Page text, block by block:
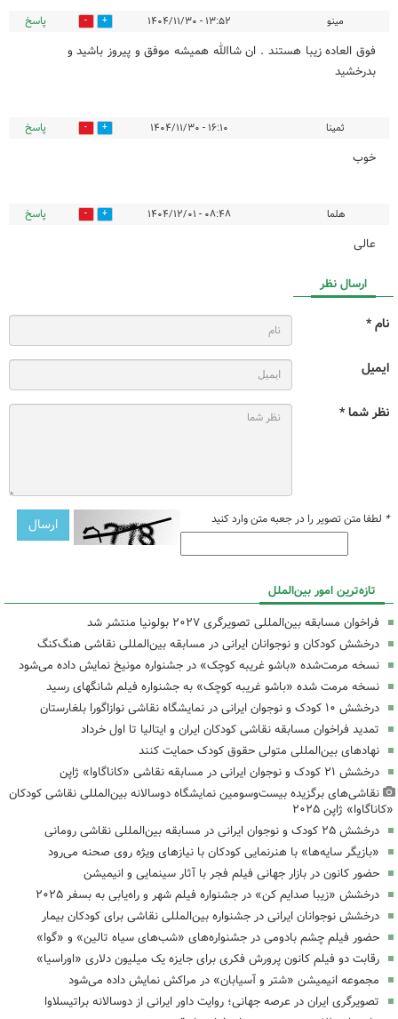
مینو ۱۳:۵۲ - ۱۴۰۴/۱۱/۳۰ 1 پاسخ
فوق العاده زیبا هستند . ان شاالله همیشه موفق و پیروز باشید و
بدرخشید
ثمینا ۱۶:۱۰ - ۱۴۰۴/۱۱/۳۰ 1 پاسخ
خوب
هلما ۰۸:۴۸ - ۱۴۰۴/۱۲/۰۱ 1 پاسخ
عالی
ارسال نظر
نام *
ایمیل
نظر شما *
* لطفا متن تصویر را در جعبه متن وارد کنید
تازه‌ترین امور بین‌الملل
فراخوان مسابقه بین‌المللی تصویرگری ۲۰۲۷ بولونیا منتشر شد
درخشش کودکان و نوجوانان ایرانی در مسابقه بین‌المللی نقاشی هنگ‌کنگ
نسخه مرمت‌شده «باشو غریبه کوچک» در جشنواره مونیخ نمایش داده می‌شود
نسخه مرمت شده «باشو غریبه کوچک» به جشنواره فیلم شانگهای رسید
درخشش ۱۰ کودک و نوجوان ایرانی در نمایشگاه نقاشی نوازاگورا بلغارستان
تمدید فراخوان مسابقه نقاشی کودکان ایران و ایتالیا تا اول خرداد
نهادهای بین‌المللی متولی حقوق کودک‌ حمایت کنند
درخشش ۲۱ کودک و نوجوان ایرانی در مسابقه نقاشی «کاناگاوا» ژاپن
نقاشی‌های برگزیده بیست‌وسومین نمایشگاه دوسالانه بین‌المللی نقاشی کودکان
«کاناگاوا» ژاپن ۲۰۲۵
درخشش ۲۵ کودک و نوجوان ایرانی در مسابقه بین‌المللی نقاشی رومانی
«بازیگر سایه‌ها» با هنرنمایی کودکان با نیازهای ویژه روی صحنه می‌رود
حضور کانون در بازار جهانی فیلم فجر با آثار سینمایی و انیمیشن
درخشش «زیبا صدایم کن» در جشنواره فیلم شهر و راه‌یابی به بسفر ۲۰۲۵
درخشش نوجوانان ایرانی در جشنواره بین‌المللی نقاشی برای کودکان بیمار
حضور فیلم چشم بادومی در جشنواره‌های «شب‌های سیاه تالین» و «گوا»
رقابت دو فیلم کانون پرورش فکری برای جایزه یک میلیون دلاری «اوراسیا»
مجموعه انیمیشن «شتر و آسیابان» در مراکش نمایش داده می‌شود
تصویرگری ایران در عرصه جهانی؛ روایت داور ایرانی از دوسالانه براتیسلاوا